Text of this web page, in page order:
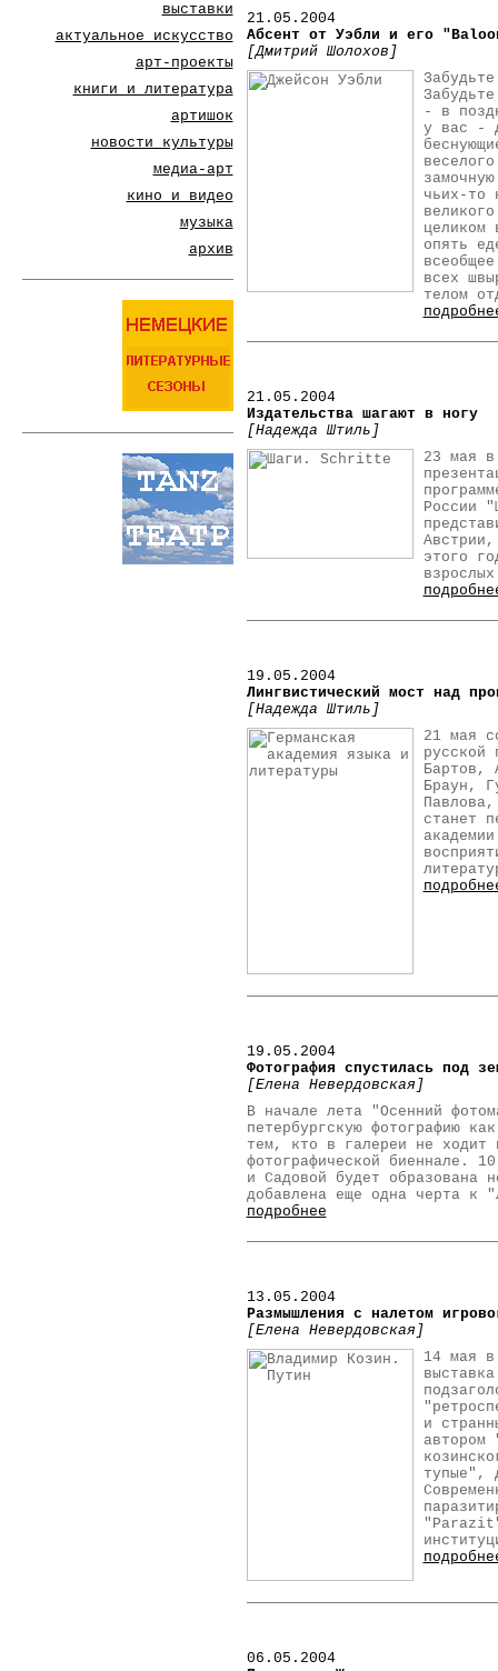
выставки
актуальное искусство
арт-проекты
книги и литература
артишок
новости культуры
медиа-арт
кино и видео
музыка
архив
21.05.2004
Абсент от Уэбли и его
[Дмитрий Шолохов]
- в
у вас -
чьих-то
целиком
опять
всех
телом
21.05.2004
Издательства шагают в ногу
[Надежда Штиль]
23 мая в
России
этого
19.05.2004
Лингвистический мост над
[Надежда Штиль]
21 мая
русской
Бартов,
Браун,
станет
19.05.2004
Фотография спустилась под
[Елена Невердовская]
В начале лета "Осенний
петербургскую фотографию
тем, кто в галереи не ходит
фотографической биеннале.
и Садовой будет образована
добавлена еще одна черта к
подробнее
13 .05.2004
Размышления с налетом
[Елена Невердовская]
14 мая в
и
автором
тупые",
"Parazit"
06.05.2004